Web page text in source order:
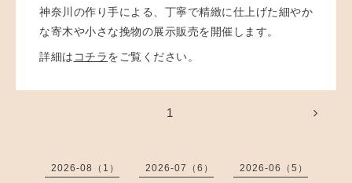
神奈川の作り手による、丁寧で精緻に仕上げた細やか
な寄木や小さな挽物の展示販売を開催します。
詳細は コチラをご覧ください。
1
2026-08（1） 2026-07（6） 2026-06（5）